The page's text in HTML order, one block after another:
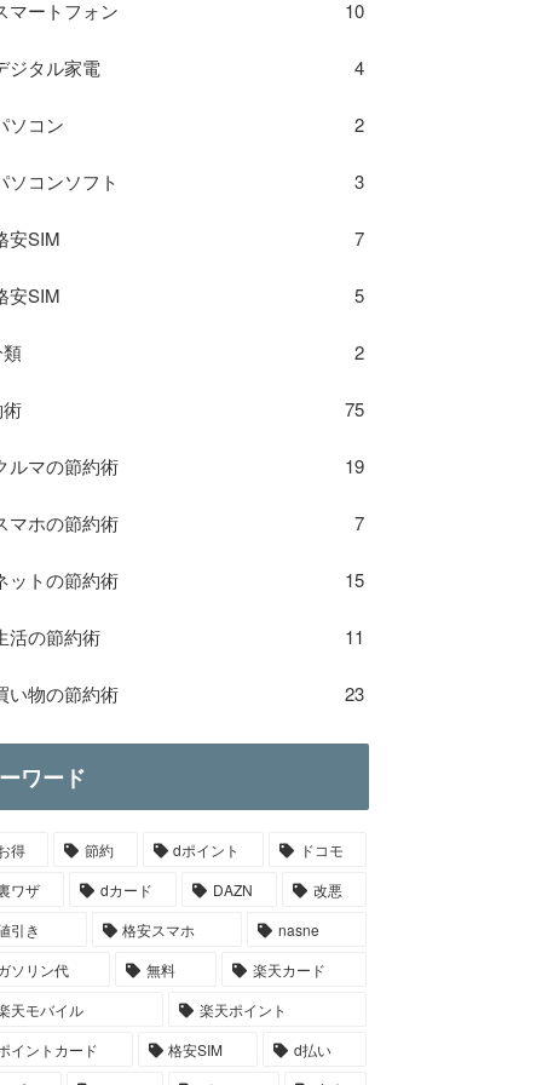
マートフォン 10
ジタル家電 4
ソコン 2
ソコンソフト 3
安SIM 7
安SIM 5
2
75
ルマの節約術 19
マホの節約術 7
ットの節約術 15
活の節約術 11
い物の節約術 23
ワード
得 節約 dポイント
ドコモ
ワザ
dカード DAZN
改悪
引き
格安スマホ
nasne
ソリン代
無料
楽天カード
天モバイル
楽天ポイント
イントカード
格安SIM
d払い